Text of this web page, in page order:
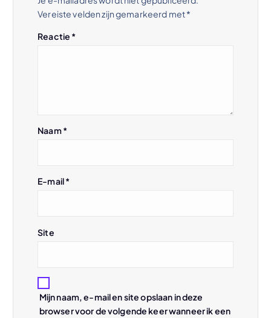
Vereiste velden zijn gemarkeerd met*
Reactie *
Naam*
E-mail*
Site
Mijn naam, e-mail en site opslaan in deze
browser voor de volgende keer wanneer ik een